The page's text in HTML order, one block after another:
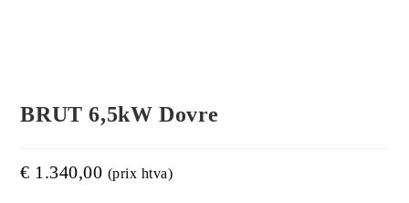
BRUT 6,5kW Dovre
€ 1.340,00 (prix htva)